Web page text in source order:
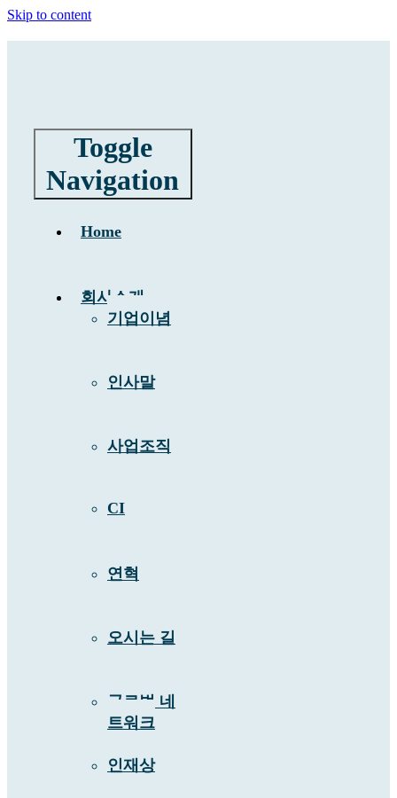
Skip to content
Toggle
Navigation
Home
회사소개
기업이념
인사말
사업조직
CI
연혁
오시는 길
글로벌 네
트워크
인재상